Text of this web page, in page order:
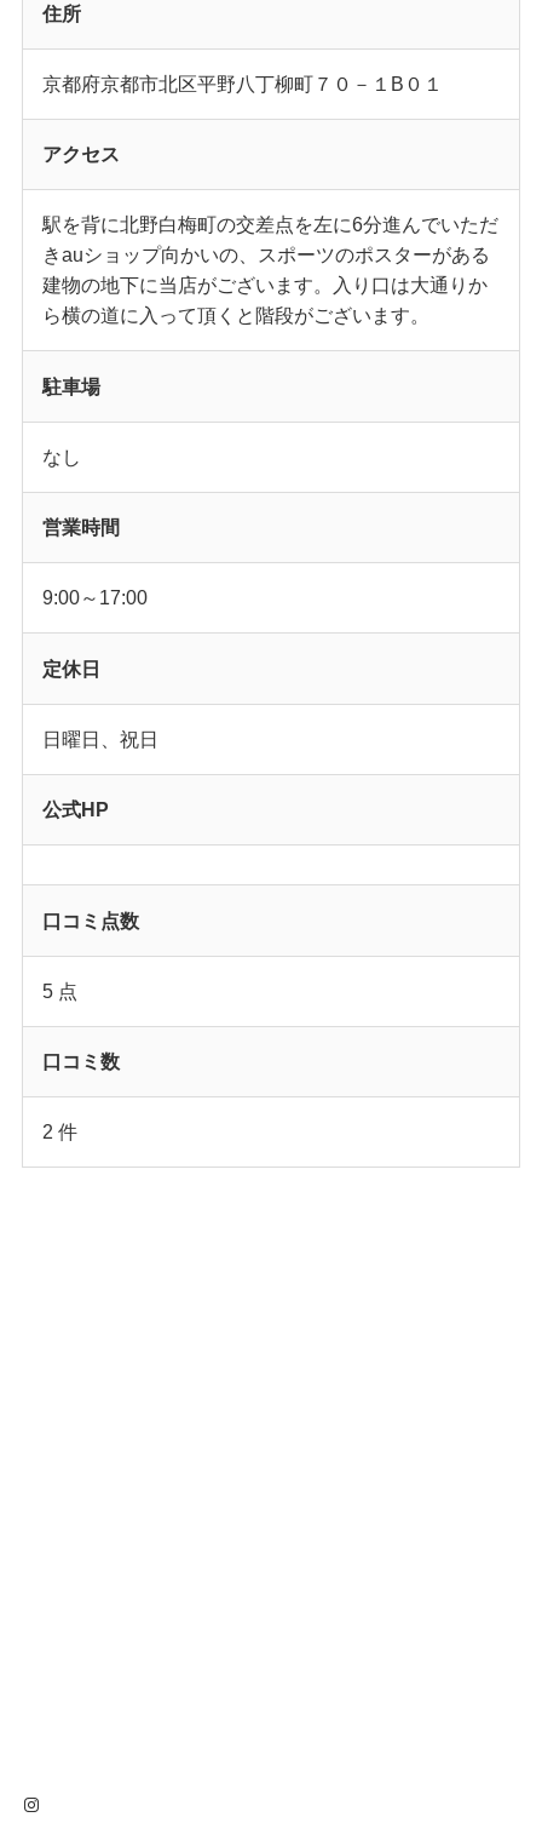
住所
京都府京都市北区平野八丁柳町７０－１B０１
アクセス
駅を背に北野白梅町の交差点を左に6分進んでいただ
きauショップ向かいの、スポーツのポスターがある
建物の地下に当店がございます。入り口は大通りか
ら横の道に入って頂くと階段がございます。
駐車場
なし
営業時間
9:00～17:00
定休日
日曜日、祝日
公式HP
口コミ点数
5 点
口コミ数
2 件
Instagram